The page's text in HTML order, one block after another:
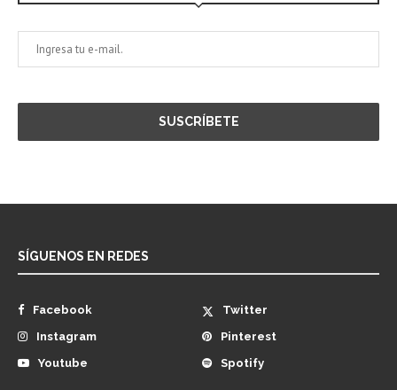
SÍGUENOS EN REDES
Facebook
Twitter
Instagram
Pinterest
Youtube
Spotify